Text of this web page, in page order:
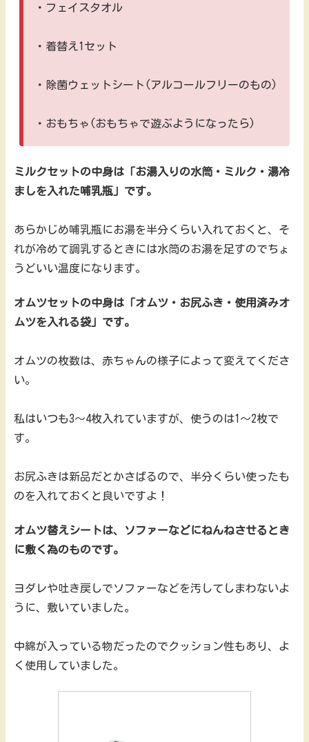
・フェイスタオル
・着替え1セット
・除菌ウェットシート(アルコールフリーのもの)
・おもちゃ(おもちゃで遊ぶようになったら)
ミルクセットの中身は「お湯入りの水筒・ミルク・湯冷
ましを入れた哺乳瓶」です。
あらかじめ哺乳瓶にお湯を半分くらい入れておくと、そ
れが冷めて調乳するときには水筒のお湯を足すのでちょ
うどいい温度になります。
オムツセットの中身は「オムツ・お尻ふき・使用済みオ
ムツを入れる袋」です。
オムツの枚数は、赤ちゃんの様子によって変えてくださ
い。
私はいつも3～4枚入れていますが、使うのは1～2枚で
す。
お尻ふきは新品だとかさばるので、半分くらい使ったも
のを入れておくと良いですよ！
オムツ替えシートは、ソファーなどにねんねさせるとき
に敷く為のものです。
ヨダレや吐き戻しでソファーなどを汚してしまわないよ
うに、敷いていました。
中綿が入っている物だったのでクッション性もあり、よ
く使用していました。